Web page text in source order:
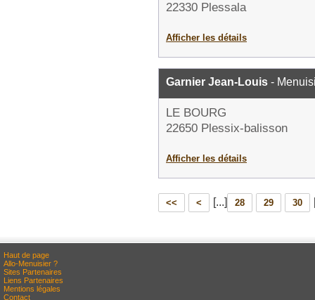
22330 Plessala
Afficher les détails
Garnier Jean-Louis -
LE BOURG
22650 Plessix-balisson
Afficher les détails
<< < [...] 28 29 30
Haut de page
Allo-Menuisier ?
Sites Partenaires
Liens Partenaires
Mentions légales
Contact